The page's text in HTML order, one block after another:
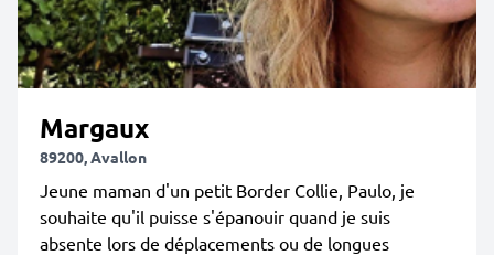
Margaux
89200, Avallon
Jeune maman d'un petit Border Collie, Paulo, je
souhaite qu'il puisse s'épanouir quand je suis
absente lors de déplacements ou de longues